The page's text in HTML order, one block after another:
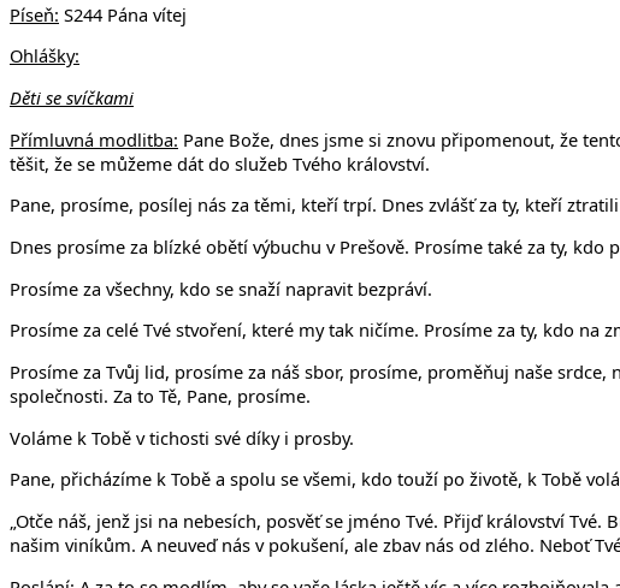
Píseň: S244 Pána vítej
Ohlášky:
Děti se svíčkami
Přímluvná modlitba: Pane Bože, dnes jsme si znovu připomenout, že
těšit, že se můžeme dát do služeb Tvého království.
Pane, prosíme, posílej nás za těmi, kteří trpí. Dnes zvlášť za ty, kteří
Dnes prosíme za blízké obětí výbuchu v Prešově. Prosíme také za ty, kdo
Prosíme za všechny, kdo se snaží napravit bezpráví.
Prosíme za celé Tvé stvoření, které my tak ničíme. Prosíme za ty, kdo na
Prosíme za Tvůj lid, prosíme za náš sbor, prosíme, proměňuj naše
společnosti. Za to Tě, Pane, prosíme.
Voláme k Tobě v tichosti své díky i prosby.
Pane, přicházíme k Tobě a spolu se všemi, kdo touží po životě, k Tobě
„Otče náš, jenž jsi na nebesích, posvěť se jméno Tvé. Přijď království
našim viníkům. A neuveď nás v pokušení, ale zbav nás od zlého. Neboť